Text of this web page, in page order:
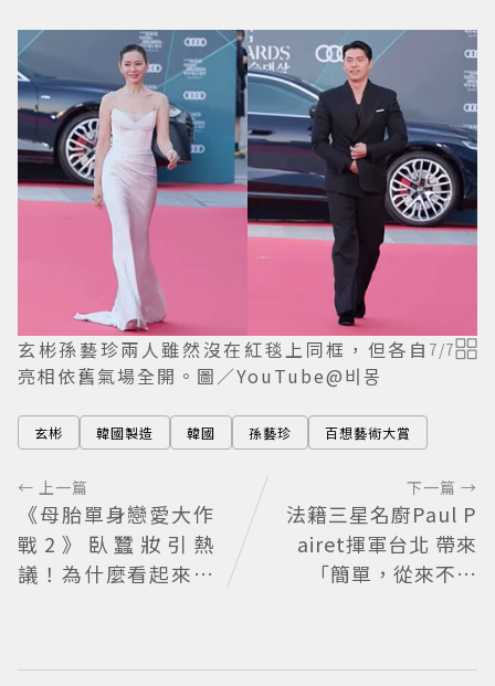
玄彬孫藝珍兩人雖然沒在紅毯上同框，但各自
亮相依舊氣場全開。圖／YouTube@비몽
7/7
玄彬 韓國製造 韓國 孫藝珍 百想藝術大賞
← 上一篇
《母胎單身戀愛大作
戰2》臥蠶妝引熱
議！為什麼看起來這
下一篇 →
法籍三星名廚Paul P
airet揮軍台北 帶來
「簡單，從來不簡